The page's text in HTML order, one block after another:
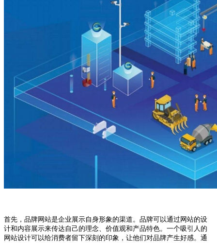
首先，品牌网站是企业展示自身形象的渠道。品牌可以通过网站的设
计和内容展示来传达自己的理念、价值观和产品特色。一个吸引人的
网站设计可以给消费者留下深刻的印象，让他们对品牌产生好感。通